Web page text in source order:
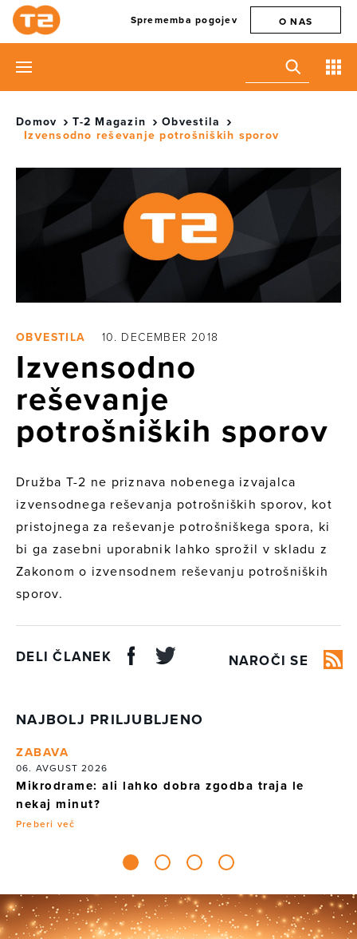
Sprememba pogojev O NAS
Domov T-2 Magazin
Obvestila
Izvensodno reševanje potrošniških sporov
OBVESTILA 10. DECEMBER 2018
Izvensodno
reševanje
potrošniških sporov
Družba T-2 ne priznava nobenega izvajalca
izvensodnega reševanja potrošniških sporov, kot
pristojnega za reševanje potrošniškega spora, ki
bi ga zasebni uporabnik lahko sprožil v skladu z
Zakonom o izvensodnem reševanju potrošniških
sporov.
DELI ČLANEK NAROČI SE
NAJBOLJ PRILJUBLJENO
ZABAVA
06. AVGUST 2026
Mikrodrame: ali lahko dobra zgodba traja le
nekaj minut?
Preberi več